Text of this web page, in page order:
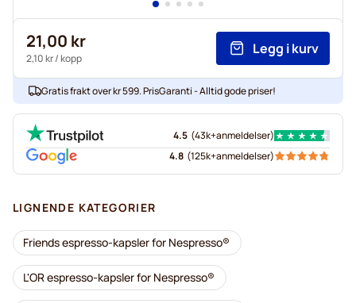
21,00 kr
2,10 kr/ kopp
Legg i kurv
Gratis frakt over kr 599. PrisGaranti - Alltid gode priser!
4.5 (43k+anmeldelser)
4.8 (125k+anmeldelser)
LIGNENDE KATEGORIER
Friends espresso-kapsler for Nespresso®
L'OR espresso-kapsler for Nespresso®